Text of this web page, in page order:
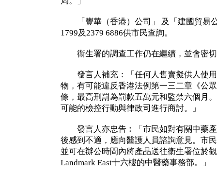
「豐華（香港）公司」 及「建國貿易
1799及2379 6886供市民查詢。
衞生署的調查工作仍在繼續，並會密切
發言人補充：「任何人售賣擬供人使用
物，有可能違反香港法例第一三二章《公
條，最高刑罰為罰款五萬元和監禁六個月
可能的檢控行動與律政司進行商討。」
發言人亦忠告︰「市民如對有關中藥產
後感到不適，應向醫護人員諮詢意見。市
並可在辦公時間內將產品送往衞生署位於
Landmark East十六樓的中醫藥事務部。」